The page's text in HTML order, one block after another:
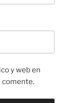
y web en
comente.